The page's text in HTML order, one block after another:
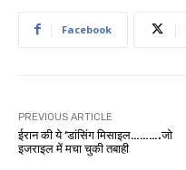
Facebook
PREVIOUS ARTICLE
ईरान की ये ‘डांसिंग मिसाइल……….जो
इजराइल में मचा चुकी तबाही